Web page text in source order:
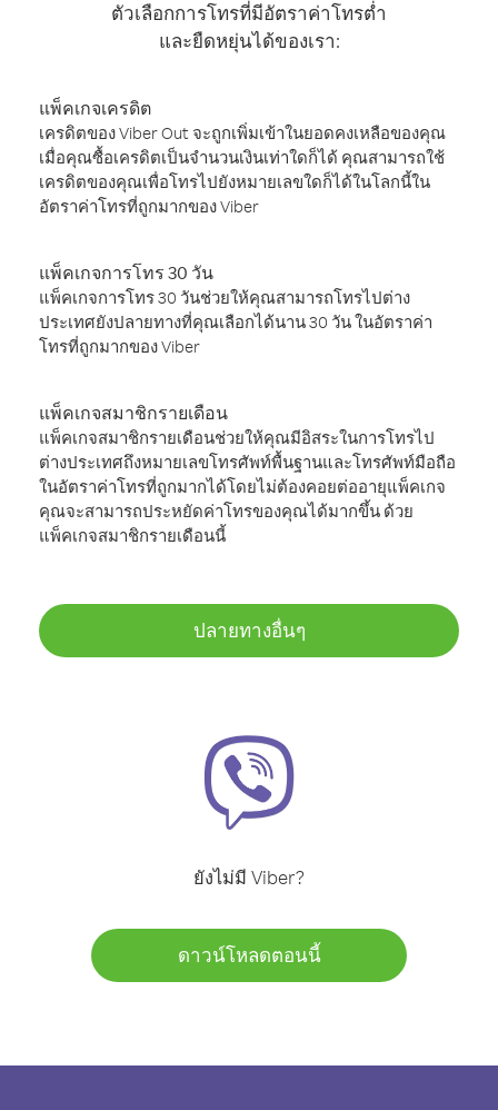
ตัวเลือกการโทรที่มีอัตราค่าโทรต่ำ
และยืดหยุ่นได้ของเรา:
แพ็คเกจเครดิต
เครดิตของ Viber Out จะถูกเพิ่มเข้าในยอดคงเหลือของคุณ
เมื่อคุณซื้อเครดิตเป็นจำนวนเงินเท่าใดก็ได้ คุณสามารถใช้
เครดิตของคุณเพื่อโทรไปยังหมายเลขใดก็ได้ในโลกนี้ใน
อัตราค่าโทรที่ถูกมากของ Viber
แพ็คเกจการโทร 30 วัน
แพ็คเกจการโทร 30 วันช่วยให้คุณสามารถโทรไปต่าง
ประเทศยังปลายทางที่คุณเลือกได้นาน 30 วัน ในอัตราค่า
โทรที่ถูกมากของ Viber
แพ็คเกจสมาชิกรายเดือน
แพ็คเกจสมาชิกรายเดือนช่วยให้คุณมีอิสระในการโทรไป
ต่างประเทศถึงหมายเลขโทรศัพท์พื้นฐานและโทรศัพท์มือถือ
ในอัตราค่าโทรที่ถูกมากได้โดยไม่ต้องคอยต่ออายุแพ็คเกจ
คุณจะสามารถประหยัดค่าโทรของคุณได้มากขึ้น ด้วย
แพ็คเกจสมาชิกรายเดือนนี้
ปลายทางอื่นๆ
ยังไม่มี Viber?
ดาวน์โหลดตอนนี้